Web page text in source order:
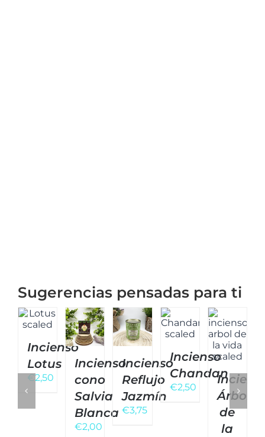
Sugerencias pensadas para ti
Incienso
Lotus
€2,50
Incienso
cono
Salvia
Blanca
€2,00
Incienso
Reflujo
Jazmín
€3,75
Incienso
Chandan
€2,50
Árbol
de
la